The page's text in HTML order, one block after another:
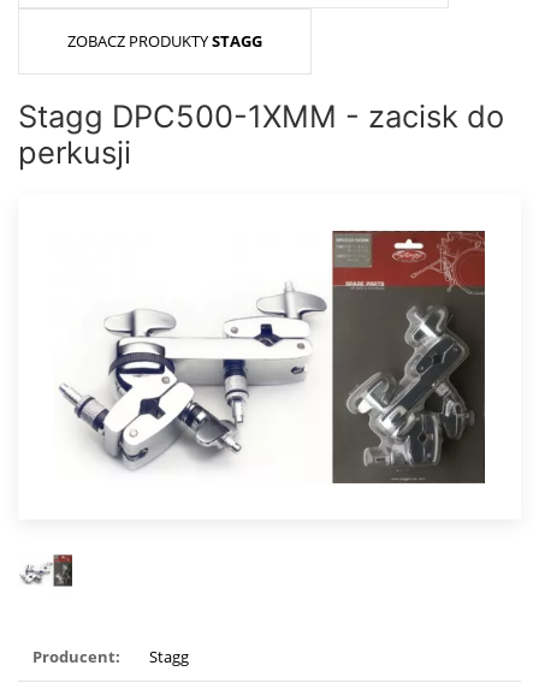
ZOBACZ PRODUKTYSTAGG
Stagg DPC500-1XMM - zacisk do
perkusji
Producent: Stagg